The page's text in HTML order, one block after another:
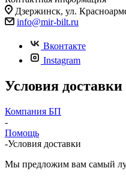
Дзержинск, ул.
info@mir-bilt.ru
Вконтакте
Instagram
Условия доставки
Компания БП
-
Помощь
-Условия доставки
Мы предложим вам самый